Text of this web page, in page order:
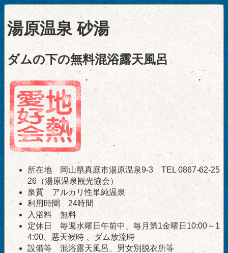
湯原温泉 砂湯
ダムの下の無料混浴露天風呂
所在地 岡山県真庭市湯原温泉9-3 TEL 0867-62-25
26（湯原温泉観光協会）
泉質 アルカリ性単純温泉
利用時間 24時間
入浴料 無料
定休日 毎週水曜日午前中、毎月第1金曜日10:00～1
4:00、悪天候時 、ダム放流時
設備等 混浴露天風呂、男女別脱衣所等